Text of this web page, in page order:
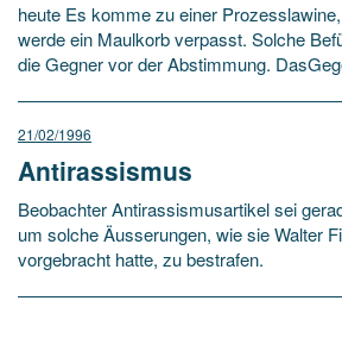
heute Es komme zu einer
werde ein Maulkorb verpasst. Solche
die Gegner vor der Abstimmung.
21/02/1996
Antirassismus
Beobachter Antirassismusartikel sei
um solche Äusserungen, wie sie Walter
vorgebracht hatte, zu bestrafen.